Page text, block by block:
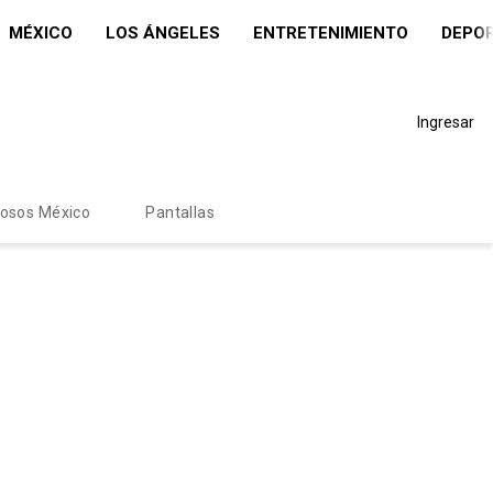
MÉXICO LOS ÁNGELES ENTRETENIMIENTO
Ingresar
México Pantallas